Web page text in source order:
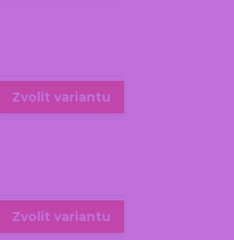
Zvolit variantu
Zvolit variantu